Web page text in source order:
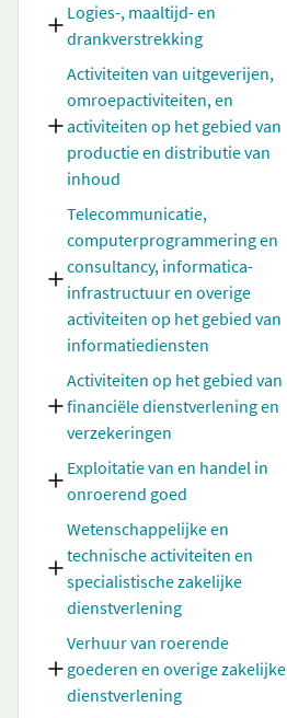
Logies-, maaltijd- en
drankverstrekking
Activiteiten van uitgeverijen,
omroepactiviteiten, en
activiteiten op het gebied van
productie en distributie van
inhoud
Telecommunicatie,
computerprogrammering en
consultancy, informatica-
infrastructuur en overige
activiteiten op het gebied van
informatiediensten
Activiteiten op het gebied van
financiële dienstverlening en
verzekeringen
Exploitatie van en handel in
onroerend goed
Wetenschappelijke en
technische activiteiten en
specialistische zakelijke
dienstverlening
Verhuur van roerende
goederen en overige zakelijke
dienstverlening